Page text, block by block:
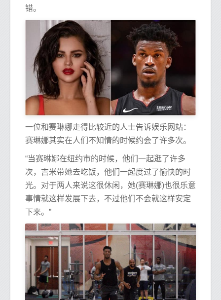
错。
一位和赛琳娜走得比较近的人士告诉娱乐网站：
赛琳娜其实在人们不知情的时候约会了许多次。
“当赛琳娜在纽约市的时候，他们一起逛了许多
次，吉米带她去吃饭，他们一起度过了愉快的时
光。对于两人来说这很休闲，她(赛琳娜)也很乐意
事情就这样发展下去，不过他们不会就这样安定
下来。”